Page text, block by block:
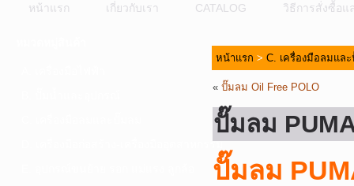
หน้าแรก เกี่ยวกับเรา CATALOG วิธีการสั่งซื้อแ
D. เครื่องมือก่อสร้าง-เครื่องมืออุตสาหกรรม
หน้าแรก > C. เครื่องมือลมแล
« ปั๊มลม Oil Free POLO
ปั๊มลม
ปั๊มลม